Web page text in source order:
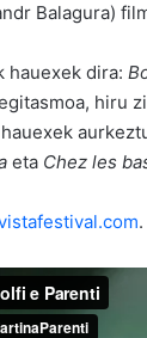
Balagura)
hauexek dira:
hiru
eta Chez les
.